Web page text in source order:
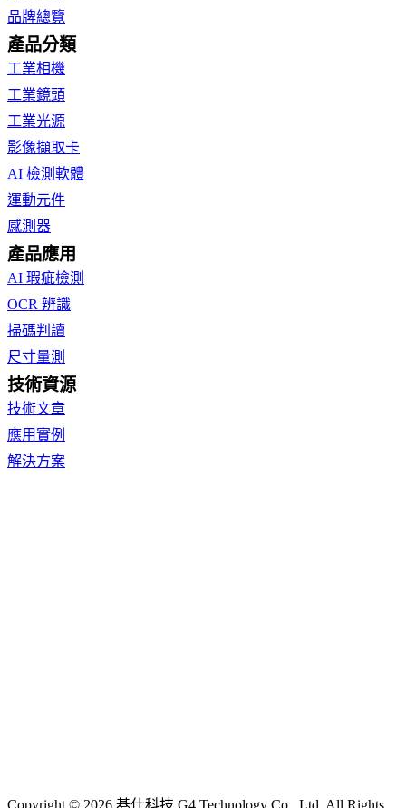
品牌總覽
產品分類
工業相機
工業鏡頭
工業光源
影像擷取卡
AI 檢測軟體
運動元件
感測器
產品應用
AI 瑕疵檢測
OCR 辨識
掃碼判讀
尺寸量測
技術資源
技術文章
應用實例
解決方案
Copyright © 2026 碁仕科技 G4 Technology Co., Ltd. All Rights